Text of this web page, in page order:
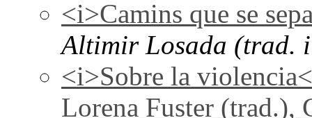
<i>Camins que se
Altimir Losada (trad.
<i>Sobre la
Lorena Fuster (trad.),